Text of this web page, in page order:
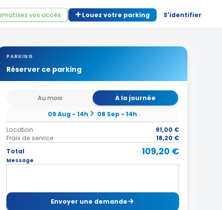
vos accès Louez votre parking S'identifier
PARKING
Réserver ce parking
Au mois
A la journée
09 Aug - 14h
08 Sep - 14h
Location
91,00 €
Frais de service
18,20 €
Total
109,20 €
Message
Envoyer une demande